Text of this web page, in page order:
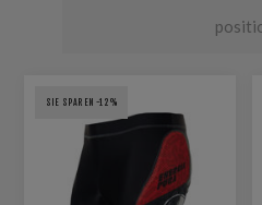
SIE SPAREN -12%